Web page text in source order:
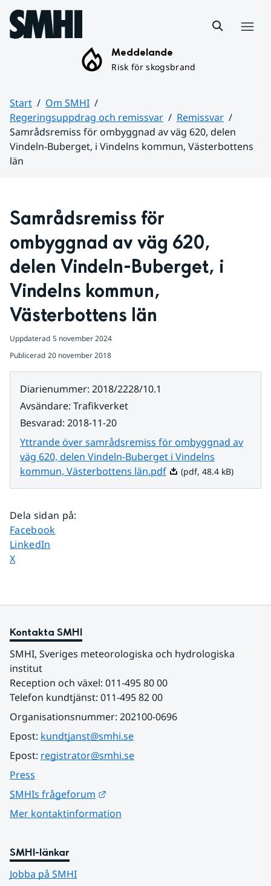
Hoppa till sidans innehåll
Meddelande
Risk för skogsbrand
Start
Om SMHI
Regeringsuppdrag och remissvar
Remissvar
Samrådsremiss för ombyggnad av väg 620, delen
Vindeln-Buberget, i Vindelns kommun, Västerbottens
län
Samrådsremiss för
ombyggnad av väg 620,
delen Vindeln-Buberget, i
Vindelns kommun,
Västerbottens län
Uppdaterad 5 november 2024
Publicerad 20 november 2018
Diarienummer: 2018/2228/10.1
Avsändare: Trafikverket
Besvarad: 2018-11-20
Yttrande över samrådsremiss för ombyggnad av
väg 620, delen Vindeln-Buberget i Vindelns
kommun, Västerbottens län.pdfPdf, 48.4 kB.
(pdf, 48.4 kB)
Dela sidan på:
Dela sidan på
Facebook
Dela sidan på
LinkedIn
Dela sidan på
X
Kontakta SMHI
SMHI, Sveriges meteorologiska och hydrologiska
institut
Reception och växel: 011-495 80 00
Telefon kundtjänst: 011-495 82 00
Organisationsnummer: 202100-0696
Epost: kundtjanst@smhi.se
Epost: registrator@smhi.se
Press
SMHIs frågeforum
Mer kontaktinformation
SMHI-länkar
Jobba på SMHI